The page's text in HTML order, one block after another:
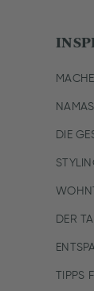
DIE
DER
TIPPS